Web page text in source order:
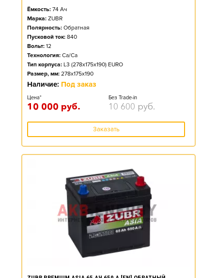
Ёмкость: 74 Ач
Марка: ZUBR
Полярность: Обратная
Пусковой ток: 840
Вольт: 12
Технология: Ca/Ca
Тип корпуса: L3 (278x175x190) EURO
Размер, мм: 278x175x190
Наличие: Под заказ
Цена*
10 000 руб.
Без Trade-in
10 600 руб.
Заказать